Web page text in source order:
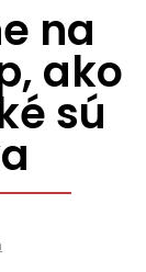
na
ako
sú